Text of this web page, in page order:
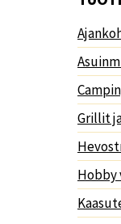
Grillit
Hobby